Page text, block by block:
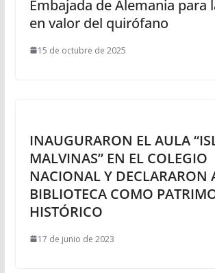
Embajada de Alemania para
en valor del quirófano
15 de octubre de 2025
INAUGURARON EL AULA
MALVINAS” EN EL COLEGIO
NACIONAL Y DECLARARON
BIBLIOTECA COMO
HISTÓRICO
17 de junio de 2023